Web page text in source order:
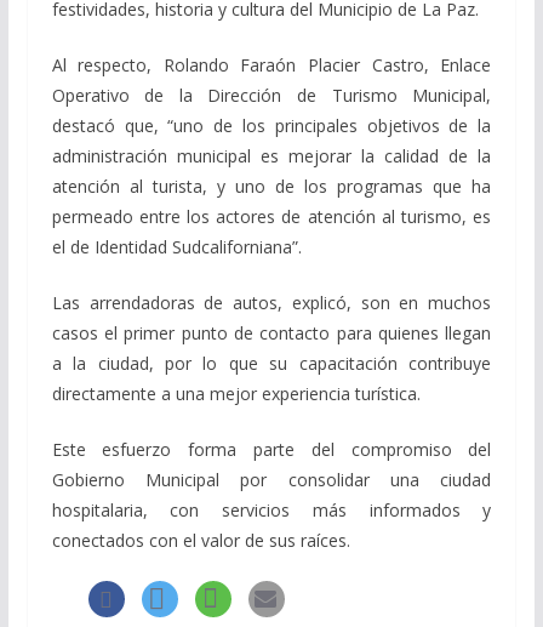
festividades, historia y cultura del Municipio de La Paz.
Al respecto, Rolando Faraón Placier Castro, Enlace
Operativo de la Dirección de Turismo Municipal,
destacó que, “uno de los principales objetivos de la
administración municipal es mejorar la calidad de la
atención al turista, y uno de los programas que ha
permeado entre los actores de atención al turismo, es
el de Identidad Sudcaliforniana”.
Las arrendadoras de autos, explicó, son en muchos
casos el primer punto de contacto para quienes llegan
a la ciudad, por lo que su capacitación contribuye
directamente a una mejor experiencia turística.
Este esfuerzo forma parte del compromiso del
Gobierno Municipal por consolidar una ciudad
hospitalaria, con servicios más informados y
conectados con el valor de sus raíces.